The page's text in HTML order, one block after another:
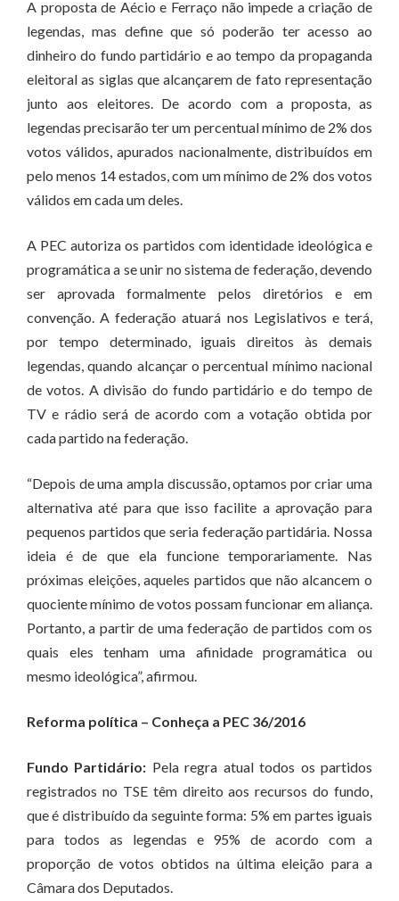
A proposta de Aécio e Ferraço não impede a criação de
legendas, mas define que só poderão ter acesso ao
dinheiro do fundo partidário e ao tempo da propaganda
eleitoral as siglas que alcançarem de fato representação
junto aos eleitores. De acordo com a proposta, as
legendas precisarão ter um percentual mínimo de 2% dos
votos válidos, apurados nacionalmente, distribuídos em
pelo menos 14 estados, com um mínimo de 2% dos votos
válidos em cada um deles.
A PEC autoriza os partidos com identidade ideológica e
programática a se unir no sistema de federação, devendo
ser aprovada formalmente pelos diretórios e em
convenção. A federação atuará nos Legislativos e terá,
por tempo determinado, iguais direitos às demais
legendas, quando alcançar o percentual mínimo nacional
de votos. A divisão do fundo partidário e do tempo de
TV e rádio será de acordo com a votação obtida por
cada partido na federação.
“Depois de uma ampla discussão, optamos por criar uma
alternativa até para que isso facilite a aprovação para
pequenos partidos que seria federação partidária. Nossa
ideia é de que ela funcione temporariamente. Nas
próximas eleições, aqueles partidos que não alcancem o
quociente mínimo de votos possam funcionar em aliança.
Portanto, a partir de uma federação de partidos com os
quais eles tenham uma afinidade programática ou
mesmo ideológica”, afirmou.
Reforma política – Conheça a PEC 36/2016
Fundo Partidário: Pela regra atual todos os partidos
registrados no TSE têm direito aos recursos do fundo,
que é distribuído da seguinte forma: 5% em partes iguais
para todos as legendas e 95% de acordo com a
proporção de votos obtidos na última eleição para a
Câmara dos Deputados.